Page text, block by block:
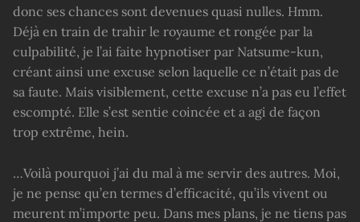
donc ses chances sont devenues quasi nulles. Hmm.
Déjà en train de trahir le royaume et rongée par la
culpabilité, je l’ai faite hypnotiser par Natsume-kun,
créant ainsi une excuse selon laquelle ce n’était pas de
sa faute. Mais visiblement, cette excuse n’a pas eu l’effet
escompté. Elle s’est sentie coincée et a agi de façon
trop extrême, hein.
…Voilà pourquoi j’ai du mal à me servir des autres. Moi,
je ne pense qu’en termes d’efficacité, qu’ils vivent ou
meurent m’importe peu. Dans mes plans, je ne tiens pas